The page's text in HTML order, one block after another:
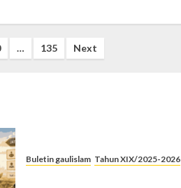
… 135 Next
Buletin gaulislam Tahun XIX/2025-2026